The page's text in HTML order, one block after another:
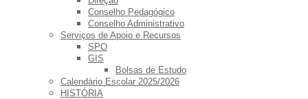
Conselho Pedagógico
Conselho Administrativo
Serviços de Apoio e Recursos
SPO
GIS
Bolsas de Estudo
Calendário Escolar 2025/2026
HISTÓRIA